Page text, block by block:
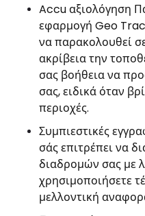
Accu αξιολόγηση
εφαρμογή Geo
να παρακολουθεί
ακρίβεια την
σας βοήθεια να
σας, ειδικά όταν
περιοχές.
Συμπιεστικές
σάς επιτρέπει να
διαδρομών σας με
χρησιμοποιήσετε
μελλοντική